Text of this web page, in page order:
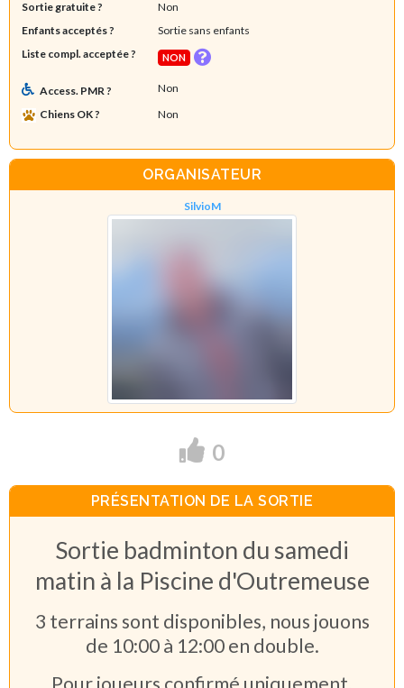
Sortie gratuite ?
Non
Enfants acceptés ?
Sortie sans enfants
Liste compl. acceptée ?
NON
Access. PMR ?
Non
Chiens OK ?
Non
ORGANISATEUR
SilvioM
0
PRÉSENTATION DE LA SORTIE
Sortie badminton du samedi
matin à la Piscine d'Outremeuse
3 terrains sont disponibles, nous jouons
de 10:00 à 12:00 en double.
Pourjoueurs confirmé uniquement.